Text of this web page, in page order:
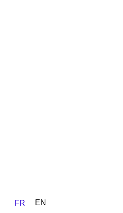
FR EN